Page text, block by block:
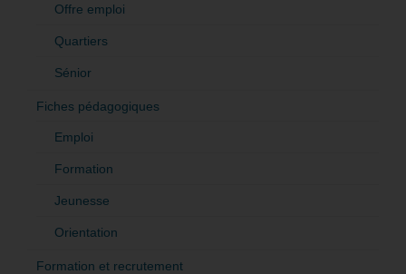
Offre emploi
Quartiers
Sénior
Fiches pédagogiques
Emploi
Formation
Jeunesse
Orientation
Formation et recrutement